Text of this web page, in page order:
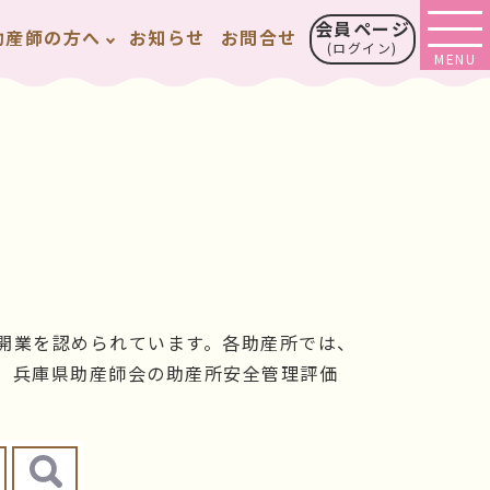
産師の方へ お知らせ お問合せ 会員ページ
(ログイン)
を認められています。各助産所では、
兵庫県助産師会の助産所安全管理評価